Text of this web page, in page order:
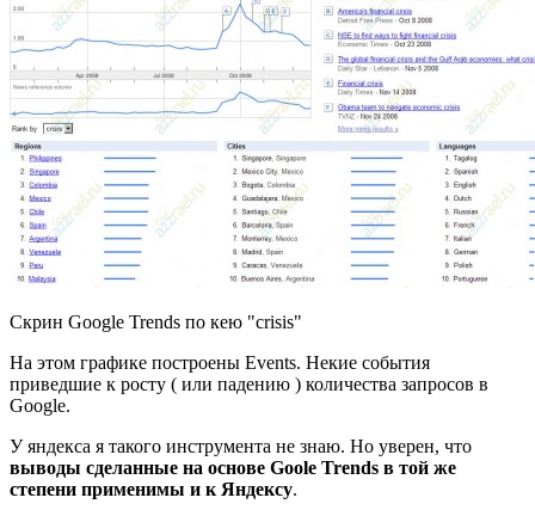
Скрин Google Trends по кею "crisis"
На этом графике построены Events. Некие события
приведшие к росту ( или падению ) количества запросов в
Google.
У яндекса я такого инструмента не знаю. Но уверен, что
выводы сделанные на основе Goole Trends в той же
степени применимы и к Яндексу.